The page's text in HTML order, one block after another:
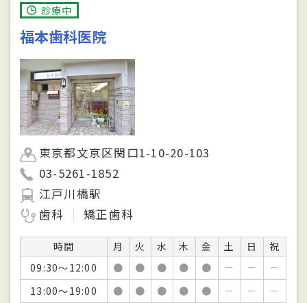
診療中
福本歯科医院
東京都文京区関口1-10-20-103
03-5261-1852
江戸川橋駅
歯科
矯正歯科
時間 月 火 水 木 金 土 日
祝
09:30～12:00
● ● ● ● ● － －
－
13:00～19:00
● ● ● ● ● － －
－